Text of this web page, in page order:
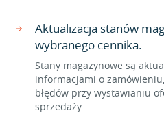
Aktualizacja stanów
wybranego cennika.
Stany magazynowe są
informacjami o
błędów przy wystawianiu
sprzedaży.